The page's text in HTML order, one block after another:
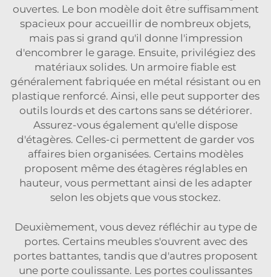
ouvertes. Le bon modèle doit être suffisamment
spacieux pour accueillir de nombreux objets,
mais pas si grand qu'il donne l'impression
d'encombrer le garage. Ensuite, privilégiez des
matériaux solides. Un armoire fiable est
généralement fabriquée en métal résistant ou en
plastique renforcé. Ainsi, elle peut supporter des
outils lourds et des cartons sans se détériorer.
Assurez-vous également qu'elle dispose
d'étagères. Celles-ci permettent de garder vos
affaires bien organisées. Certains modèles
proposent même des étagères réglables en
hauteur, vous permettant ainsi de les adapter
selon les objets que vous stockez.
Deuxièmement, vous devez réfléchir au type de
portes. Certains meubles s'ouvrent avec des
portes battantes, tandis que d'autres proposent
une porte coulissante. Les portes coulissantes